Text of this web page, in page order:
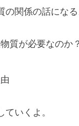
関係の話になる
質が必要なのか？
いくよ。